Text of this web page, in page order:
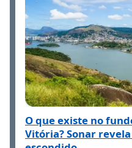
O que existe no
Vitória? Sonar